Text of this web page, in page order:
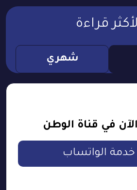
قراءة
شهري
في قناة الوطن
خدمة الواتساب